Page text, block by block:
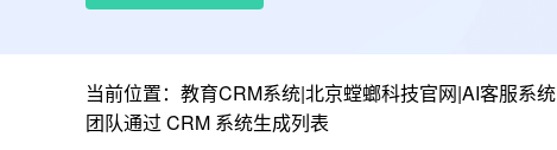
当前位置： 教育CRM系统|北京螳螂科技官网|AI客服系统
团队通过 CRM 系统生成列表